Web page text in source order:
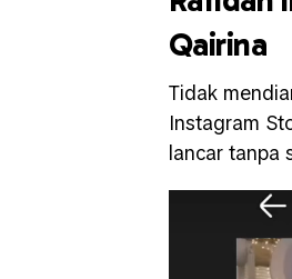
Qairina
Tidak
Instagram
lancar tanpa